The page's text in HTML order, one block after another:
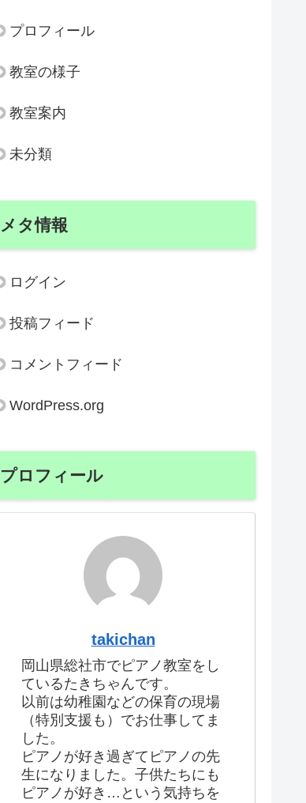
プロフィール
教室の様子
教室案内
未分類
メタ情報
ログイン
投稿フィード
コメントフィード
WordPress.org
プロフィール
takichan
岡山県総社市でピアノ教室をし
ているたきちゃんです。
以前は幼稚園などの保育の現場
（特別支援も）でお仕事してま
した。
ピアノが好き過ぎてピアノの先
生になりました。子供たちにも
ピアノが好き…という気持ちを